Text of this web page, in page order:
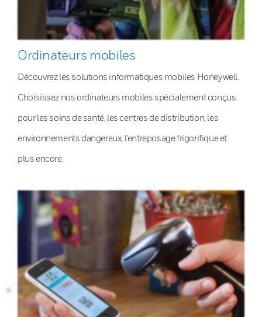
Ordinateurs mobiles
Découvrez les solutions informatiques mobiles Honeywell.
Choisissez nos ordinateurs mobiles spécialement conçus
pour les soins de santé, les centres de distribution, les
environnements dangereux, l’entreposage frigorifique et
plus encore.